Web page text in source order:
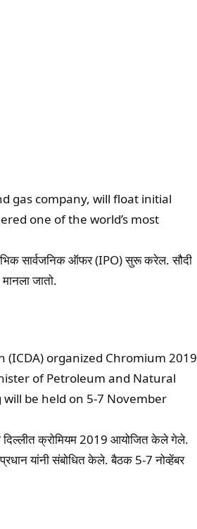
gas company, will float initial
one of the world’s most
सार्वजनिक ऑफर (IPO) सुरू करेल. सौदी
जातो.
organized Chromium 2019
of Petroleum and Natural
be held on 5-7 November
दिल्लीत क्रोमियम 2019 आयोजित केले गेले.
यांनी संबोधित केले. बैठक 5-7 नोव्हेंबर